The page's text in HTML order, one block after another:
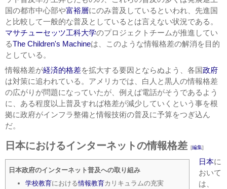
国の都市中心部や富裕層にのみ普及しているといわれ、先進国
と比較して一般的な普及としているとは言えない状況である。
マサチューセッツ工科大学のプロジェクトチームが推進してい
るThe Children's Machineは、このような情報格差の解消を目的
としている。
情報格差が経済的格差を拡大する要因とならぬよう、各国政府
は対策に追われている。アメリカでは、白人と黒人の情報格差
の広がりが問題になっていたが、例えば電話がそうであるよう
に、ある程度以上普及すれば格差が減少していくという事を根
拠に政府がインフラ整備と情報技術の普及に予算をつぎ込ん
だ。
日本におけるインターネットの情報格差 [編集]
日本政府のインターネット普及への取り組み
学校教育における情報教育カリキュラムの充実
日本に
おいて
は、